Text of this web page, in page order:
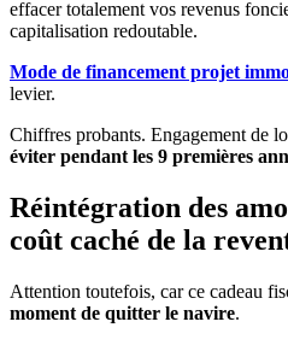
effacer totalement vos revenus
capitalisation redoutable.
Mode de financement projet
levier.
Chiffres probants. Engagement de
éviter pendant les 9 premières
Réintégration des
coût caché de la
Attention toutefois, car ce cadeau
moment de quitter le navire.